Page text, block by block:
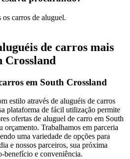
carros de aluguel.
de carros mais
Crossland
em South Crossland
estilo através de aluguéis de carros
plataforma de fácil utilização permite
ofertas de aluguel de carro em South
orçamento. Trabalhamos em parceria
uma variedade de opções para
e nossos parceiros, sua próxima
benefício e conveniência.